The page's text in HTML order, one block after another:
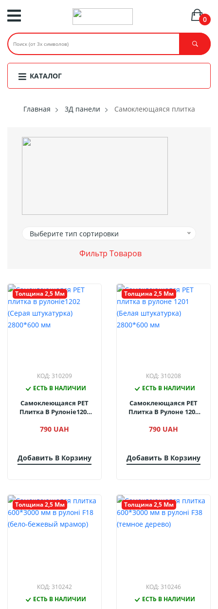
0
КАТАЛОГ
Главная 3Д панели Самоклеющаяся плитка
Выберите тип сортировки
Фильтр Товаров
Толщина 2,5 Мм
КОД: 310209
ЕСТЬ В НАЛИЧИИ
Самоклеющаяся PET
Плитка В Рулоніе1202
2800*600 Мм
790 UAH
Добавить В Корзину
Толщина 2,5 Мм
КОД: 310208
ЕСТЬ В НАЛИЧИИ
Самоклеющаяся PET
Плитка В Рулоне 1201
2800*600 Мм
790 UAH
Добавить В Корзину
Толщина 2,5 Мм
КОД: 310242
ЕСТЬ В НАЛИЧИИ
Толщина 2,5 Мм
КОД: 310246
ЕСТЬ В НАЛИЧИИ